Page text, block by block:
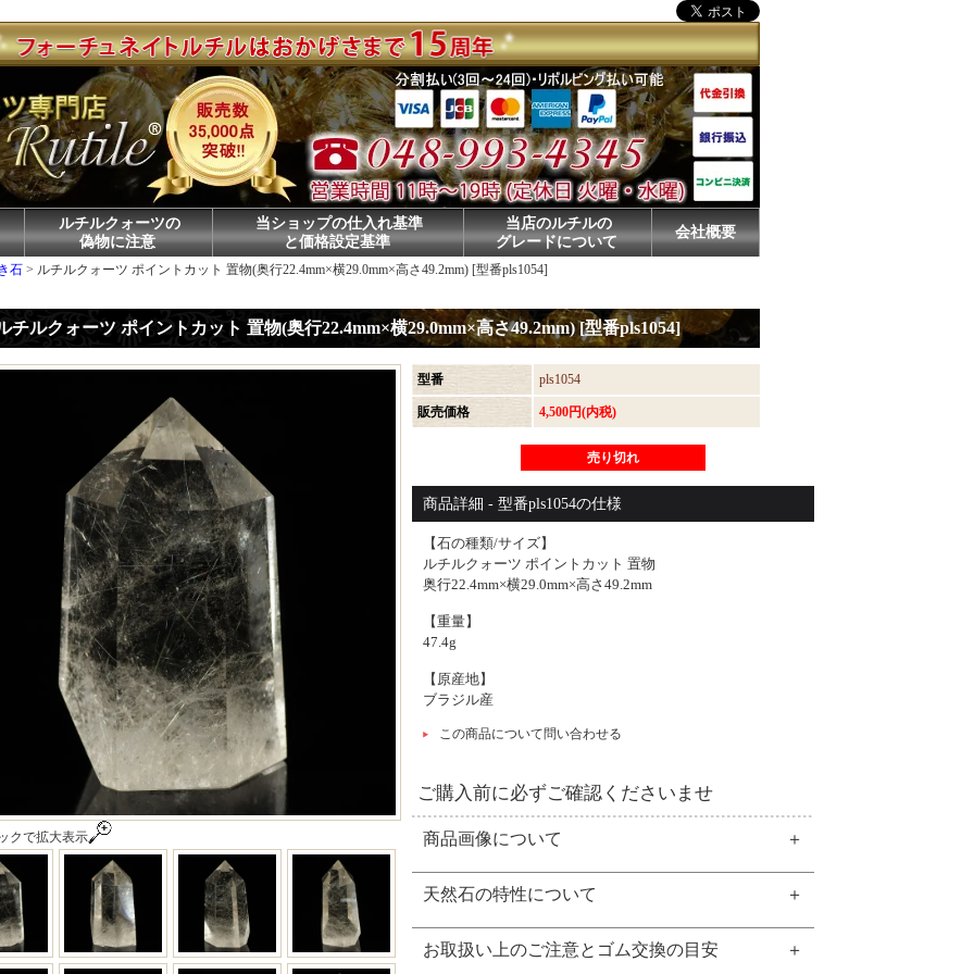
ルチルクォーツの
偽物に注意
当ショップの仕入れ基準
と価格設定基準
当店のルチルの
グレードについて
会社概要
石 > ルチルクォーツ ポイントカット 置物(奥行22.4mm×横29.0mm×高さ49.2mm) [型番pls1054]
チルクォーツ ポイントカット 置物(奥行22.4mm×横29.0mm×高さ49.2mm) [型番pls1054]
クで拡大表示
型番 pls1054
販売価格 4,500円(内税)
売り切れ
ルチルクォーツ ポイントカット 置物(奥行22.4mm×横29.0mm×高さ49.2mm) [型番
商品詳細 - 型番pls1054の仕様
【石の種類/サイズ】
ルチルクォーツ ポイントカット 置物
奥行22.4mm×横29.0mm×高さ49.2mm
【重量】
47.4g
【原産地】
ブラジル産
この商品について問い合わせる
ご購入前に必ずご確認くださいませ
商品画像について
天然石の特性について
お取扱い上のご注意とゴム交換の目安